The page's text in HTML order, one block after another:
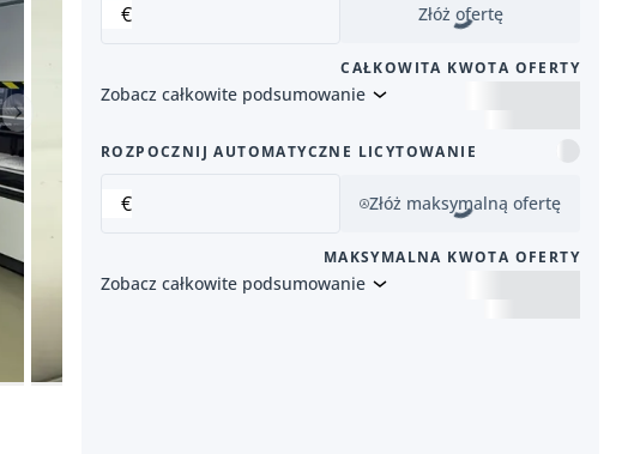
Następna pozycja
€ Złóż ofertę
CAŁKOWITA KWOTA OFERTY
Zobacz całkowite podsumowanie
ROZPOCZNIJ AUTOMATYCZNE LICYTOWANIE
€ Złóż maksymalną ofertę
MAKSYMALNA KWOTA OFERTY
Zobacz całkowite podsumowanie